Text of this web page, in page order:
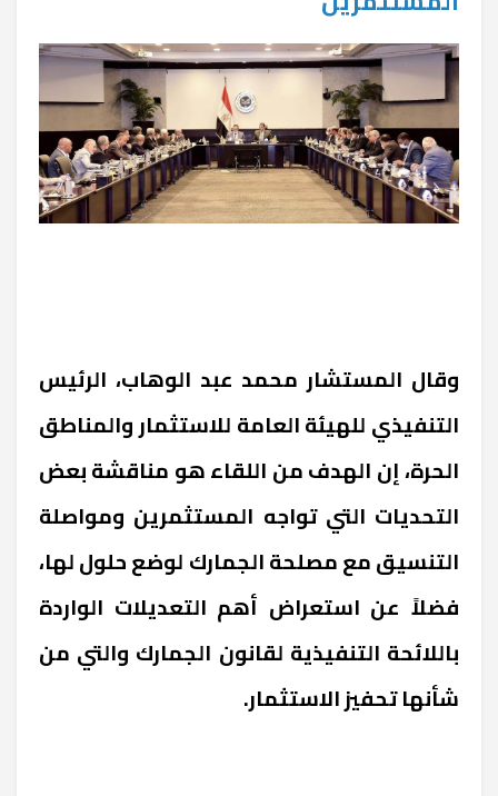
وقال المستشار محمد عبد الوهاب، الرئيس
التنفيذي للهيئة العامة للاستثمار والمناطق
الحرة، إن الهدف من اللقاء هو مناقشة بعض
التحديات التي تواجه المستثمرين ومواصلة
التنسيق مع مصلحة الجمارك لوضع حلول لها،
فضلاً عن استعراض أهم التعديلات الواردة
باللائحة التنفيذية لقانون الجمارك والتي من
شأنها تحفيز الاستثمار.